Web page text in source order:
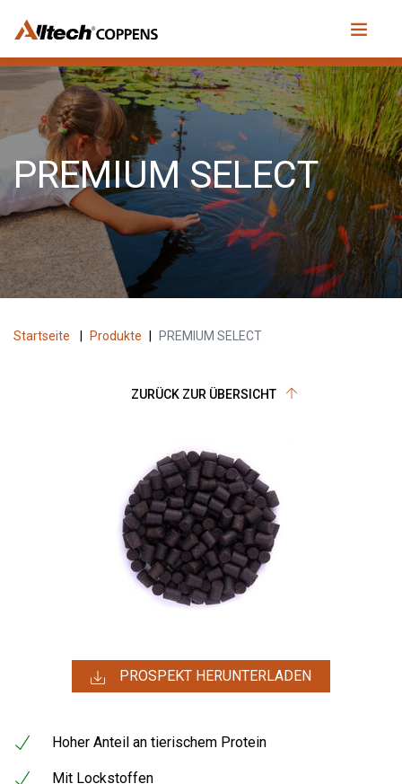
PREMIUM SELECT
Startseite Produkte PREMIUM SELECT
ZURÜCK ZUR ÜBERSICHT
PROSPEKT HERUNTERLADEN
Hoher Anteil an tierischem Protein
Mit Lockstoffen